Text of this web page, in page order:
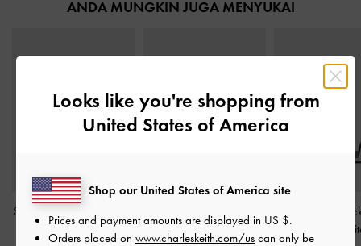
ANDA MUNGKIN JUGA MENYUKAI
Sandal Strappy Turn-Lock
White White
Sandal
Looks like you're shopping from
United States of America
Shop our United States of America site
Prices and payment amounts are displayed in US $.
Orders placed on www.charleskeith.com/us can only be